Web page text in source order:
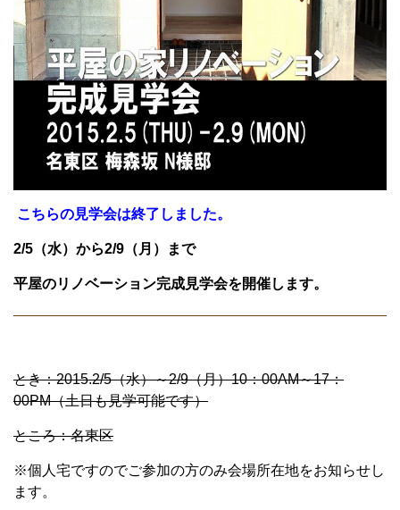
こちらの見学会は終了しました。
2/5（水）から2/9（月）まで
平屋のリノベーション完成見学会を開催します。
とき：2015.2/5（水）～2/9（月）10：00AM～17：
00PM（土日も見学可能です）
ところ：名東区
※個人宅ですのでご参加の方のみ会場所在地をお知らせし
ます。